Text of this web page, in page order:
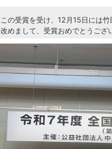
この受賞を受け、12月15日には
改めまして、受賞おめでとうござ